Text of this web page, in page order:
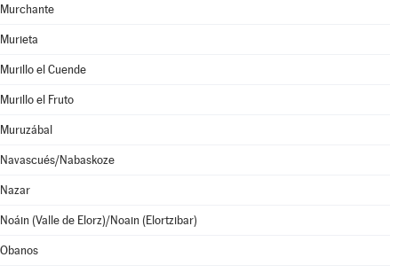
Murchante
Murieta
Murillo el Cuende
Murillo el Fruto
Muruzábal
Navascués/Nabaskoze
Nazar
Noáin (Valle de Elorz)/Noain (Elortzibar)
Obanos